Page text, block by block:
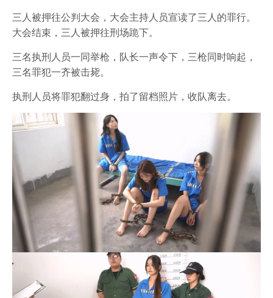
三人被押往公判大会，大会主持人员宣读了三人的罪行。
大会结束，三人被押往刑场跪下。
三名执刑人员一同举枪，队长一声令下，三枪同时响起，
三名罪犯一齐被击毙。
执刑人员将罪犯翻过身，拍了留档照片，收队离去。